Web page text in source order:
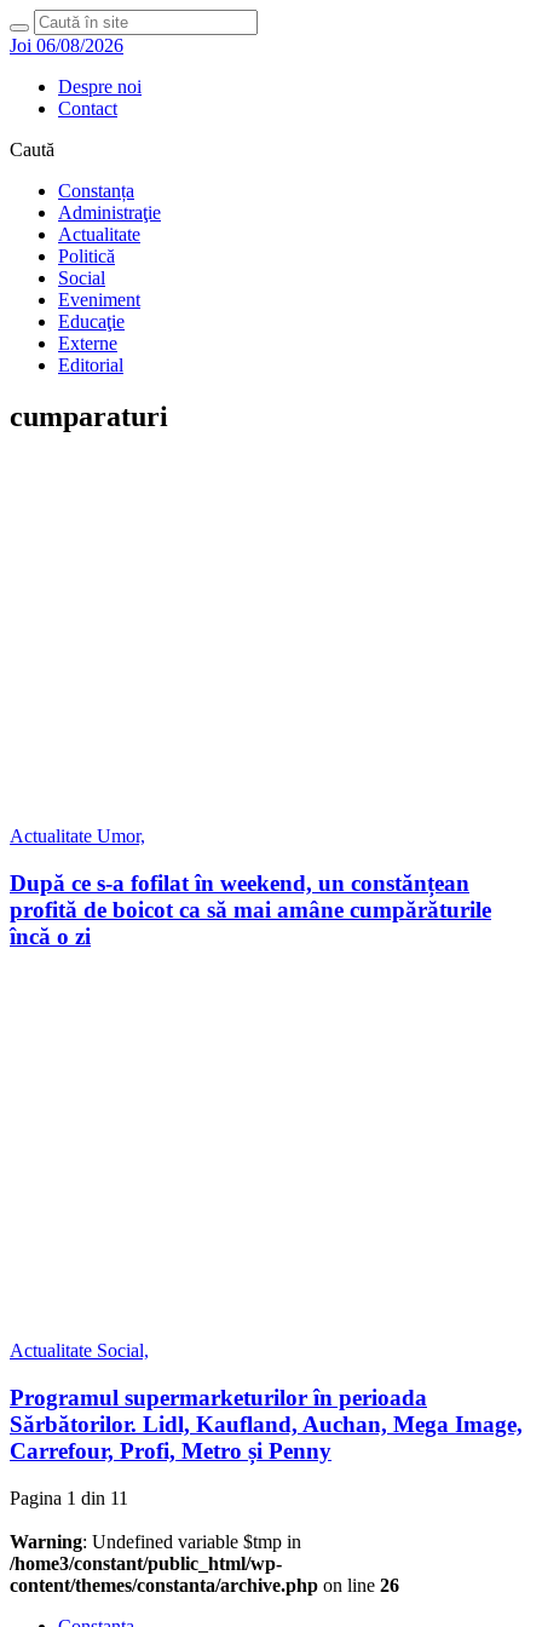
Joi 06/08/2026
Despre noi
Contact
Caută
Constanța
Administraţie
Actualitate
Politică
Social
Eveniment
Educaţie
Externe
Editorial
cumparaturi
Actualitate Umor,
După ce s-a fofilat în weekend, un constănțean
profită de boicot ca să mai amâne cumpărăturile
încă o zi
Actualitate Social,
Programul supermarketurilor în perioada
Sărbătorilor. Lidl, Kaufland, Auchan, Mega Image,
Carrefour, Profi, Metro și Penny
Pagina 1 din 11
Warning: Undefined variable $tmp in
/home3/constant/public_html/wp-
content/themes/constanta/archive.php on line 26